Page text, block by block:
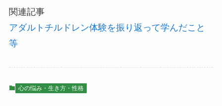
関連記事
アダルトチルドレン体験を振り返って学んだこと
等
心の悩み・生き方・性格